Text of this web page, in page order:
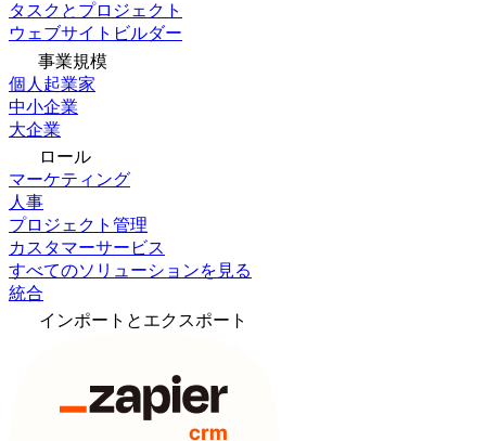
タスクとプロジェクト
ウェブサイトビルダー
事業規模
個人起業家
中小企業
大企業
ロール
マーケティング
人事
プロジェクト管理
カスタマーサービス
すべてのソリューションを見る
統合
インポートとエクスポート